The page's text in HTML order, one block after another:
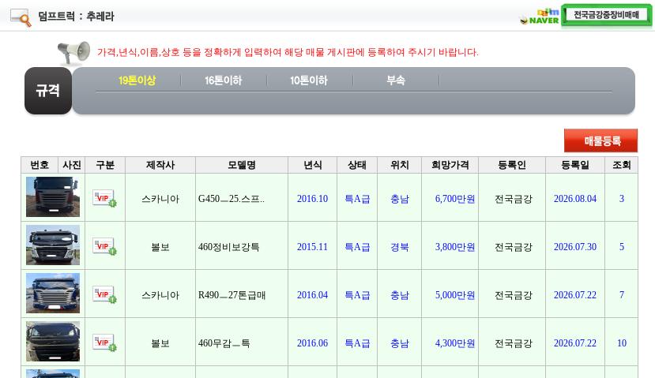
가격,년식,이름,상호 등을 정확하게 입력하여 해당 매물 게시판에 등록하여 주시기 바랍니다.
번호 사진 구분 제작사 모델명 년식 상태 위치 희망가격 등록인 등록일 조회
스카니아 G450ㅡ25.스프.. 2016.10 특A급 충남 6,700만원 전국금강 2026.08.04 3
볼보 460정비보강특 2015.11 특A급 경북 3,800만원 전국금강 2026.07.30 5
스카니아 R490ㅡ27톤급매 2016.04 특A급 충남 5,000만원 전국금강 2026.07.22 7
볼보 460무감ㅡ특 2016.06 특A급 충남 4,300만원 전국금강 2026.07.22 10